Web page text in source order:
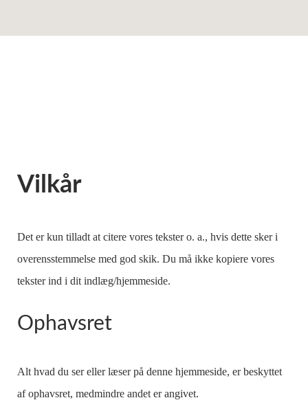
Vilkår
Det er kun tilladt at citere vores tekster o. a., hvis dette sker i
overensstemmelse med god skik. Du må ikke kopiere vores
tekster ind i dit indlæg/hjemmeside.
Ophavsret
Alt hvad du ser eller læser på denne hjemmeside, er beskyttet
af ophavsret, medmindre andet er angivet.